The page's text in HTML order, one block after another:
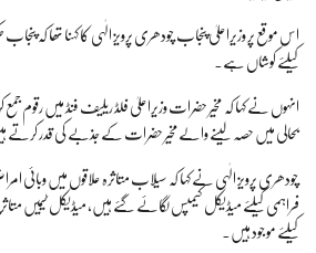
اس موقع پر وزیراعلیٰ پنجاب چودھری پرویز الٰہی کا کہنا تھا کہ
کیلئے کوشاں ہے۔
انہوں نے کہا کہ مخیر حضرات وزیراعلیٰ فلڈ ریلیف فنڈ میں رقوم
بحالی میں حصہ لینے والے مخیر حضرات کے جذبے کی قدر
چودھری پرویز الٰہی نے کہا کہ سیلاب متاثرہ علاقوں میں وبائی
فراہمی کیلئے میڈیکل کیمپس لگائے گئے ہیں، میڈیکل ٹیمیں
کیلئے موجود ہیں۔